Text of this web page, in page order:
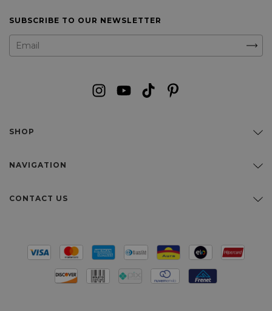
SUBSCRIBE TO OUR NEWSLETTER
SHOP
NAVIGATION
CONTACT US